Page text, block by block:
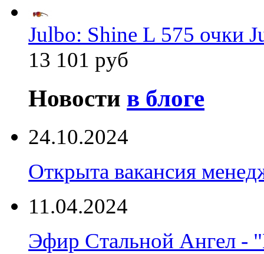
Julbo: Shine L 575 очки
13 101 руб
Новости в блоге
24.10.2024
Открыта вакансия
11.04.2024
Эфир Стальной Ангел -